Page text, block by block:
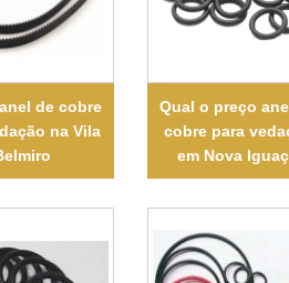
de cobre
na Vila
Qual o preço
cobre para
em Nova